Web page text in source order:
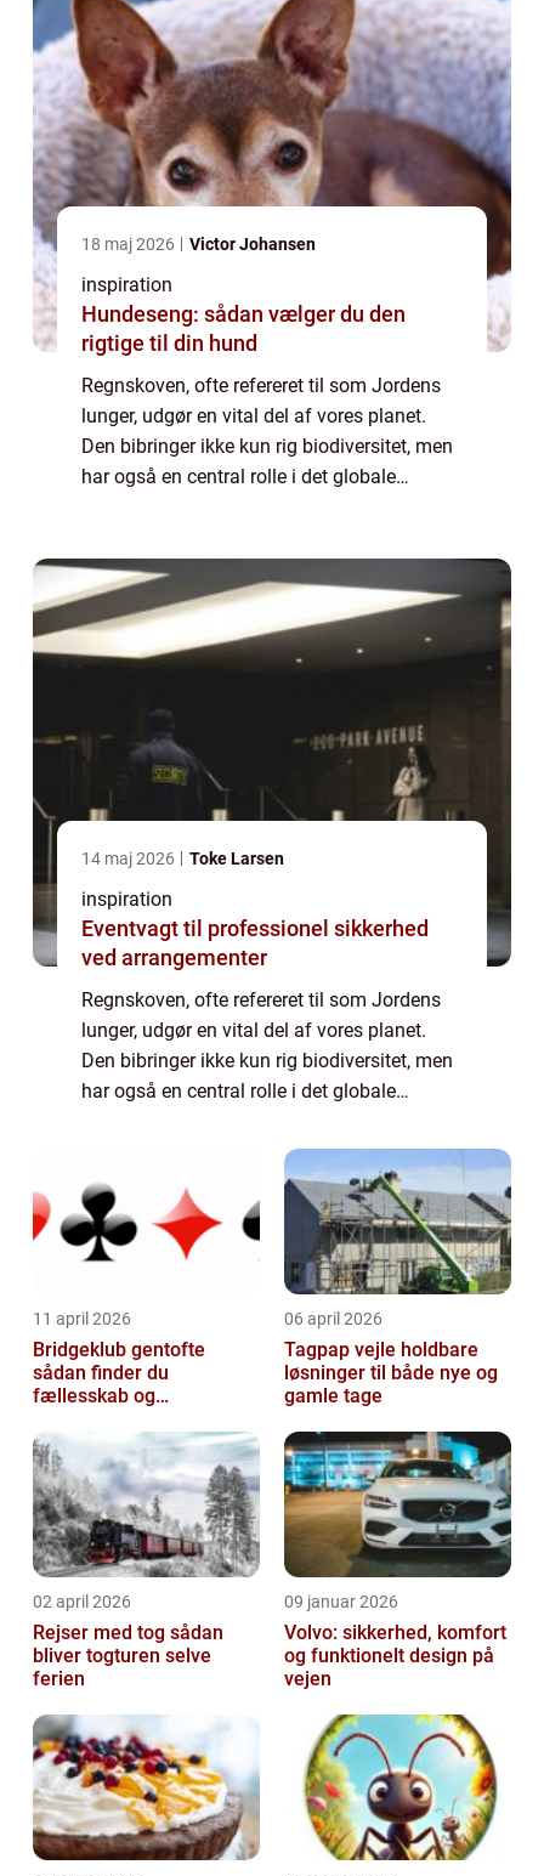
18 maj 2026 Victor Johansen
inspiration
Hundeseng: sådan vælger du den
rigtige til din hund
Regnskoven, ofte refereret til som Jordens
lunger, udgør en vital del af vores planet.
Den bibringer ikke kun rig biodiversitet, men
har også en central rolle i det globale
mæn...
14 maj 2026 Toke Larsen
inspiration
Eventvagt til professionel sikkerhed
ved arrangementer
Regnskoven, ofte refereret til som Jordens
lunger, udgør en vital del af vores planet.
Den bibringer ikke kun rig biodiversitet, men
har også en central rolle i det globale
klimaforandringerne ved at optage en store
mæn...
11 april 2026
Bridgeklub gentofte
sådan finder du
fællesskab og
06 april 2026
Tagpap vejle holdbare
løsninger til både nye og
gamle tage
02 april 2026
Rejser med tog sådan
bliver togturen selve
ferien
09 januar 2026
Volvo: sikkerhed, komfort
og funktionelt design på
vejen